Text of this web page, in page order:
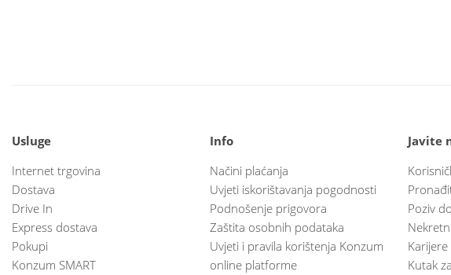
Usluge
Internet trgovina
Dostava
Drive In
Express dostava
Pokupi
Konzum SMART
Info
Načini plaćanja
Uvjeti iskorištavanja pogodnosti
Podnošenje prigovora
Zaštita osobnih podataka
Uvjeti i pravila korištenja Konzum
online platforme
Javite
Poziv
Karijere
Kutak